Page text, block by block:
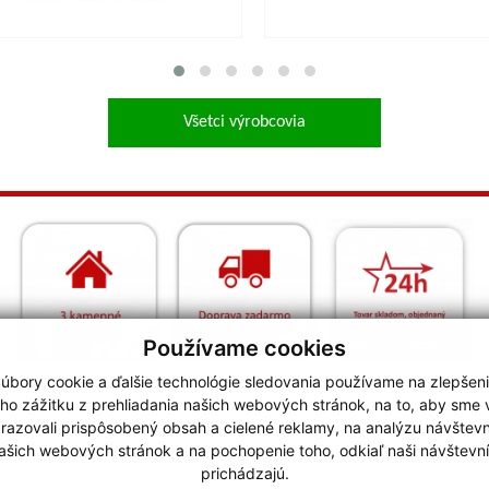
Používame cookies
cookie a ďalšie technológie sledovania používame na
zážitku z prehliadania našich webových stránok, na to, aby sme
prispôsobený obsah a cielené reklamy, na analýzu
webových stránok a na pochopenie toho, odkiaľ naši
prichádzajú.
Všetci výrobcovia